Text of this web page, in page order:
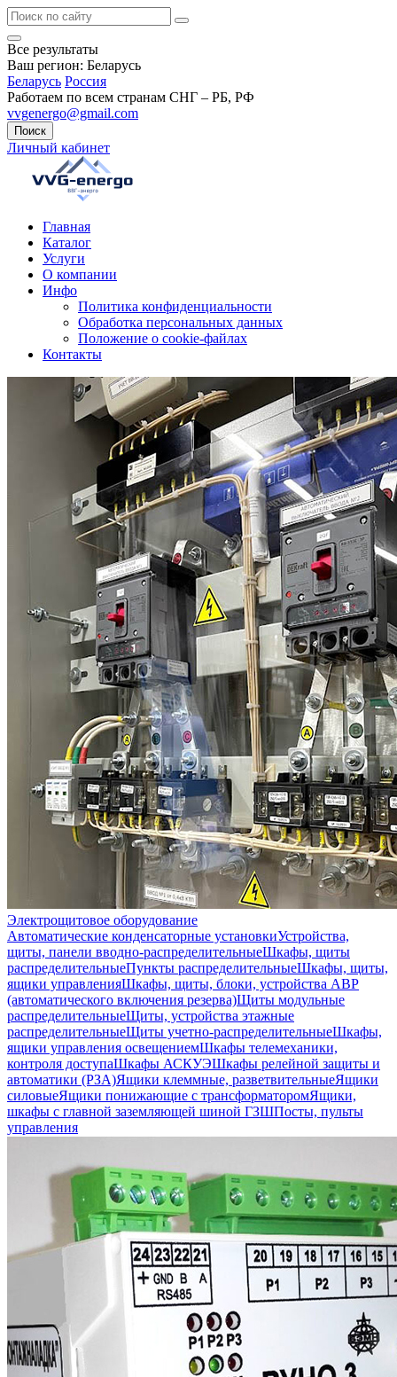
Все результаты
Ваш регион: Беларусь
Беларусь Россия
Работаем по всем странам СНГ – РБ, РФ
vvgenergo@gmail.com
Поиск
Личный кабинет
Главная
Каталог
Услуги
О компании
Инфо
Политика конфиденциальности
Обработка персональных данных
Положение о cookie-файлах
Контакты
Электрощитовое оборудование
Автоматические конденсаторные установкиУстройства,
щиты, панели вводно-распределительныеШкафы, щиты
распределительныеПункты распределительныеШкафы, щиты,
ящики управленияШкафы, щиты, блоки, устройства АВР
(автоматического включения резерва)Щиты модульные
распределительныеЩиты, устройства этажные
распределительныеЩиты учетно-распределительныеШкафы,
ящики управления освещениемШкафы телемеханики,
контроля доступаШкафы АСКУЭШкафы релейной защиты и
автоматики (РЗА)Ящики клеммные, разветвительныеЯщики
силовыеЯщики понижающие с трансформаторомЯщики,
шкафы с главной заземляющей шиной ГЗШПосты, пульты
управления